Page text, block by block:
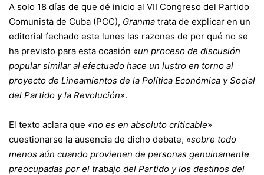
A solo 18 días de que dé inicio al VII Congreso del Partido
Comunista de Cuba (PCC), Granma trata de explicar en un
editorial fechado este lunes las razones de por qué no se
ha previsto para esta ocasión «un proceso de discusión
popular similar al efectuado hace un lustro en torno al
proyecto de Lineamientos de la Política Económica y Social
del Partido y la Revolución».
El texto aclara que «no es en absoluto criticable»
cuestionarse la ausencia de dicho debate, «sobre todo
menos aún cuando provienen de personas genuinamente
preocupadas por el trabajo del Partido y los destinos del